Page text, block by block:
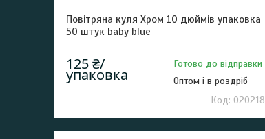
Повітряна куля Хром 10 дюймів упаковка
50 штук baby blue
125 ₴/
упаковка
Готово до відправки
Оптом і в роздріб
020218